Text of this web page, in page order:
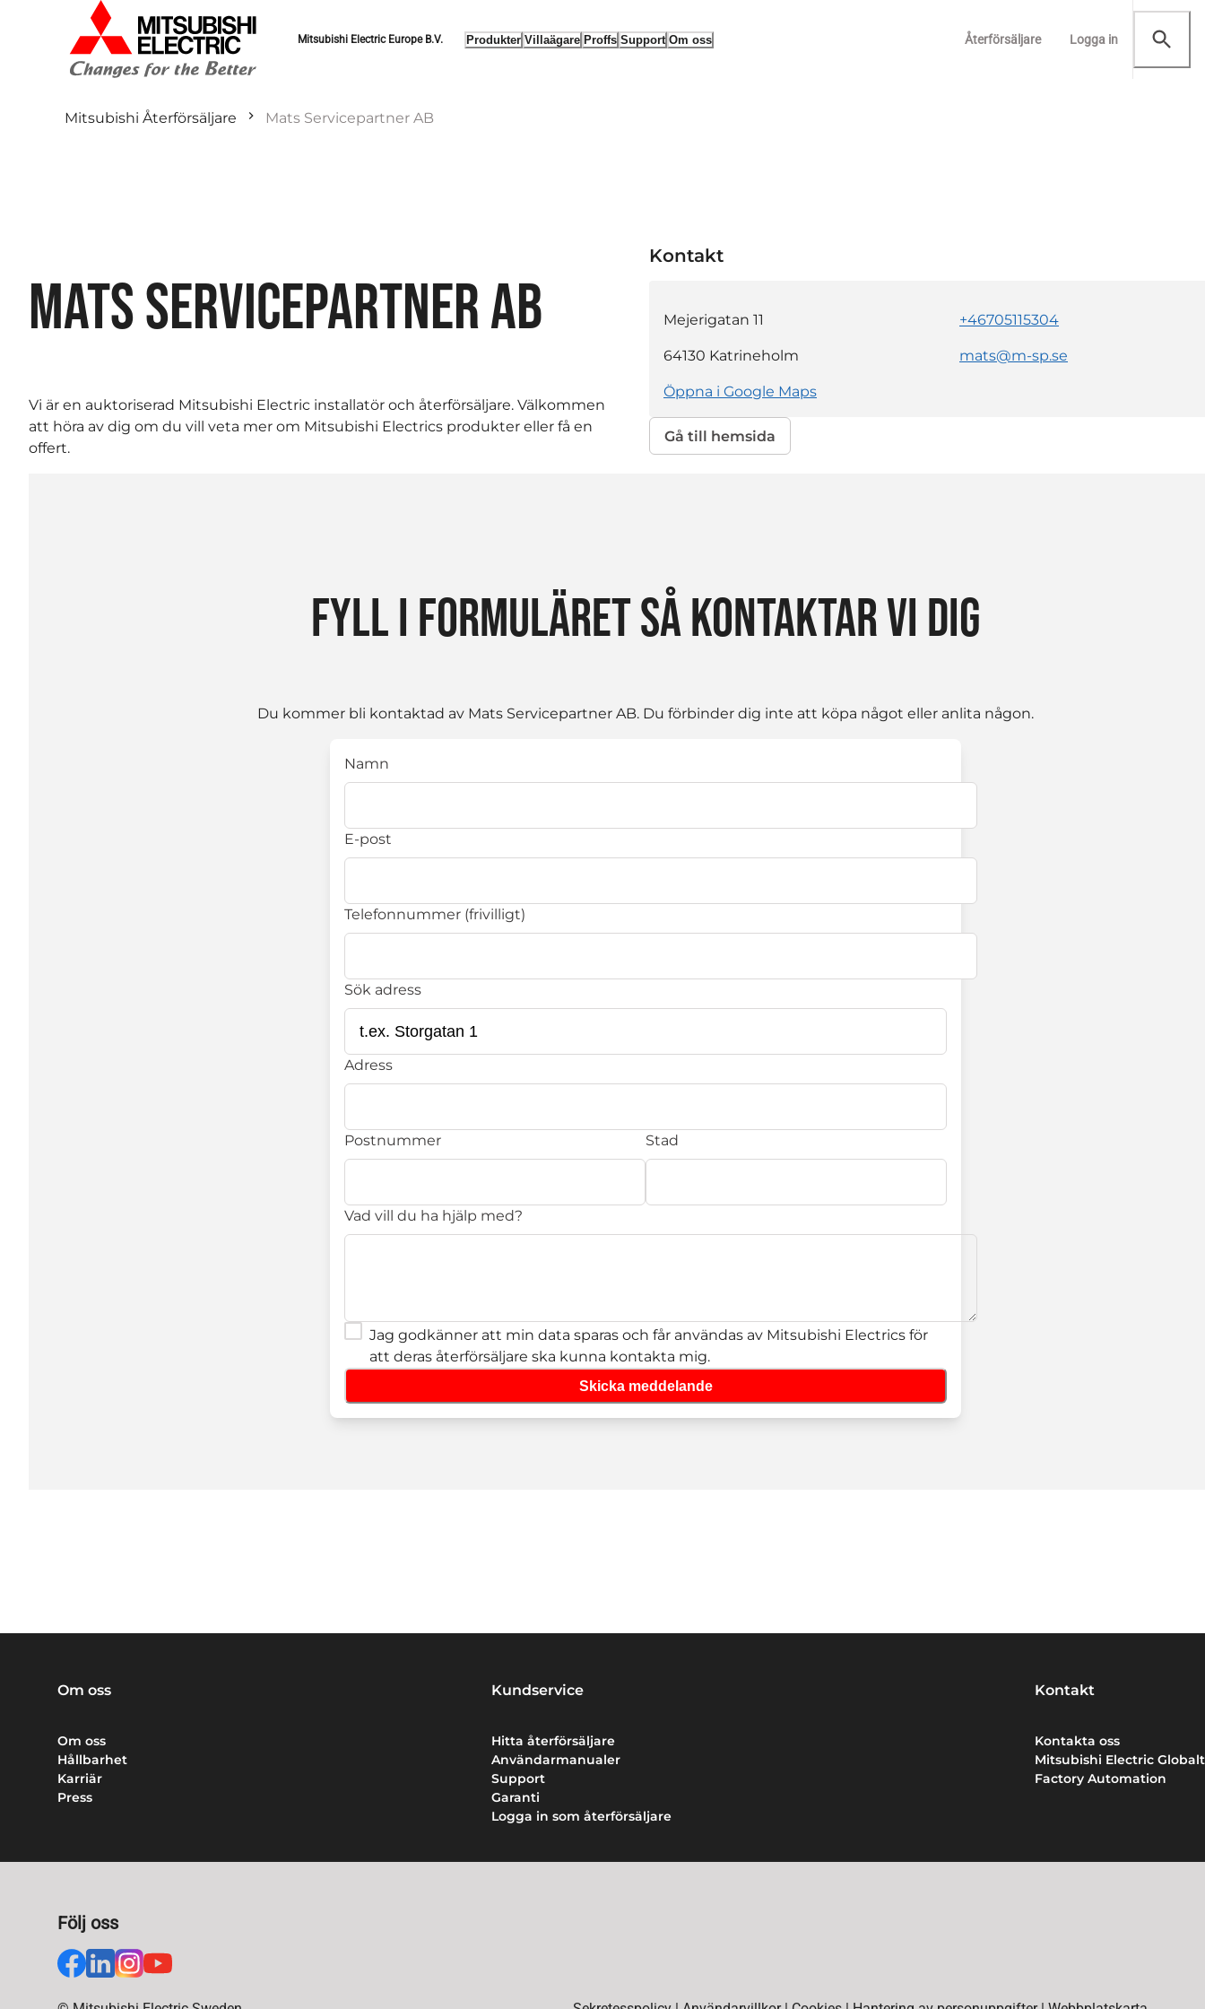
Mitsubishi Electric Europe B.V. Produkter Villaägare Proffs Support Om oss Återförsäljare Logga in
Mitsubishi Återförsäljare Mats Servicepartner AB
MATS SERVICEPARTNER AB
Vi är en auktoriserad Mitsubishi Electric installatör och återförsäljare. Välkommen
att höra av dig om du vill veta mer om Mitsubishi Electrics produkter eller få en
offert.
Kontakt
Mejerigatan 11
64130 Katrineholm
Öppna i Google Maps
+46705115304
mats@m-sp.se
Gå till hemsida
FYLL I FORMULÄRET SÅ KONTAKTAR VI DIG
Du kommer bli kontaktad av Mats Servicepartner AB. Du förbinder dig inte att köpa något eller anlita någon.
Namn
E-post
Telefonnummer (frivilligt)
Sök adress
Adress
Postnummer Stad
Vad vill du ha hjälp med?
Jag godkänner att min data sparas och får användas av Mitsubishi Electrics för
att deras återförsäljare ska kunna kontakta mig.
Skicka meddelande
Om oss
Om oss
Hållbarhet
Karriär
Press
Kundservice
Hitta återförsäljare
Användarmanualer
Support
Garanti
Logga in som återförsäljare
Kontakt
Kontakta oss
Mitsubishi Electric Globalt
Factory Automation
Följ oss